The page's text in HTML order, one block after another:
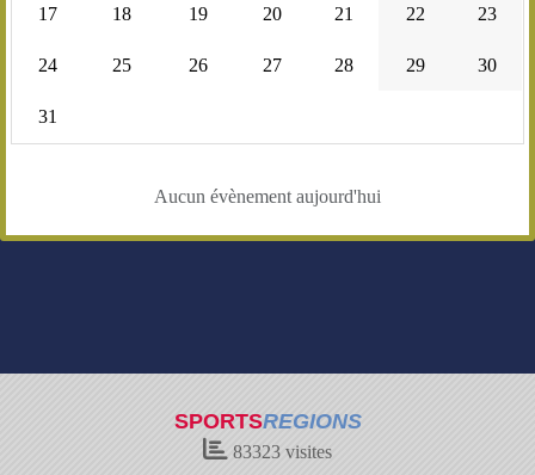
17 18 19 20 21 22 23
24 25 26 27 28 29 30
31
Aucun évènement aujourd'hui
SPORTSREGIONS
83323 visites